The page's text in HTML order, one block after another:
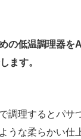
専門サイト
の低温調理器
ます。
調理するとパサ
うな柔らかい仕